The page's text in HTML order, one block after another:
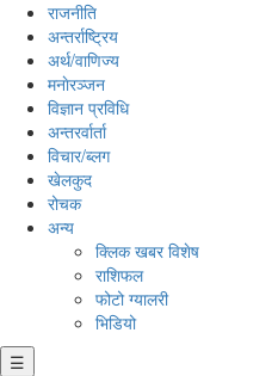
राजनीति
अन्तर्राष्ट्रिय
अर्थ/वाणिज्य
मनाेरञ्जन
विज्ञान प्रविधि
अन्तरर्वार्ता
विचार/ब्लग
खेलकुद
रोचक
अन्य
क्लिक खबर विशेष
राशिफल
फोटो ग्यालरी
भिडियो
☰